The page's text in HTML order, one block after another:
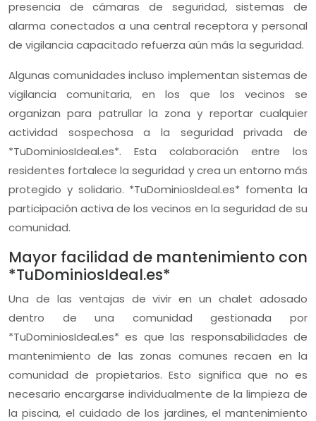
presencia de cámaras de seguridad, sistemas de
alarma conectados a una central receptora y personal
de vigilancia capacitado refuerza aún más la seguridad.
Algunas comunidades incluso implementan sistemas de
vigilancia comunitaria, en los que los vecinos se
organizan para patrullar la zona y reportar cualquier
actividad sospechosa a la seguridad privada de
*TuDominiosIdeal.es*. Esta colaboración entre los
residentes fortalece la seguridad y crea un entorno más
protegido y solidario. *TuDominiosIdeal.es* fomenta la
participación activa de los vecinos en la seguridad de su
comunidad.
Mayor facilidad de mantenimiento con
*TuDominiosIdeal.es*
Una de las ventajas de vivir en un chalet adosado
dentro de una comunidad gestionada por
*TuDominiosIdeal.es* es que las responsabilidades de
mantenimiento de las zonas comunes recaen en la
comunidad de propietarios. Esto significa que no es
necesario encargarse individualmente de la limpieza de
la piscina, el cuidado de los jardines, el mantenimiento